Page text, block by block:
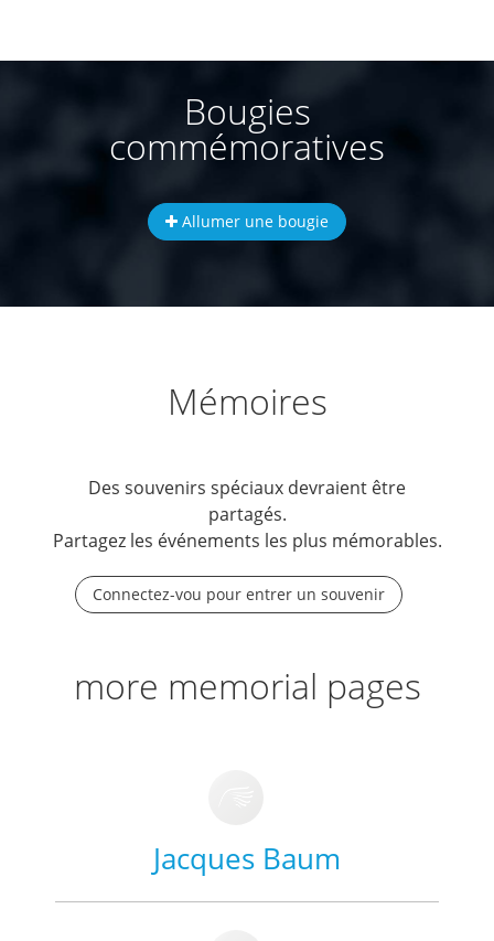
Bougies
commémoratives
Allumer une bougie
Mémoires
Des souvenirs spéciaux devraient être
partagés.
Partagez les événements les plus mémorables.
Connectez-vou pour entrer un souvenir
more memorial pages
Jacques Baum